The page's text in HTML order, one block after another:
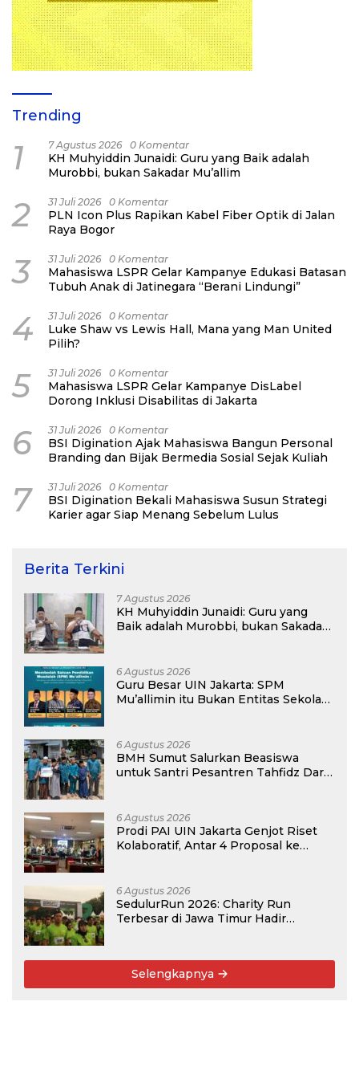
Trending
1 7 Agustus 2026 0 Komentar
KH Muhyiddin Junaidi: Guru yang Baik adalah
Murobbi, bukan Sakadar Mu’allim
2 31 Juli 2026 0 Komentar
PLN Icon Plus Rapikan Kabel Fiber Optik di Jalan
Raya Bogor
3 31 Juli 2026 0 Komentar
Mahasiswa LSPR Gelar Kampanye Edukasi Batasan
Tubuh Anak di Jatinegara “Berani Lindungi”
4 31 Juli 2026 0 Komentar
Luke Shaw vs Lewis Hall, Mana yang Man United
Pilih?
5 31 Juli 2026 0 Komentar
Mahasiswa LSPR Gelar Kampanye DisLabel
Dorong Inklusi Disabilitas di Jakarta
6 31 Juli 2026 0 Komentar
BSI Digination Ajak Mahasiswa Bangun Personal
Branding dan Bijak Bermedia Sosial Sejak Kuliah
7 31 Juli 2026 0 Komentar
BSI Digination Bekali Mahasiswa Susun Strategi
Karier agar Siap Menang Sebelum Lulus
Berita Terkini
7 Agustus 2026
KH Muhyiddin Junaidi: Guru yang
Baik adalah Murobbi, bukan Sakadar
6 Agustus 2026
Guru Besar UIN Jakarta: SPM
Mu’allimin itu Bukan Entitas Sekolah
6 Agustus 2026
BMH Sumut Salurkan Beasiswa
untuk Santri Pesantren Tahfidz Darul
6 Agustus 2026
Prodi PAI UIN Jakarta Genjot Riset
Kolaboratif, Antar 4 Proposal ke
6 Agustus 2026
SedulurRun 2026: Charity Run
Terbesar di Jawa Timur Hadir
Guru Honorer
Selengkapnya